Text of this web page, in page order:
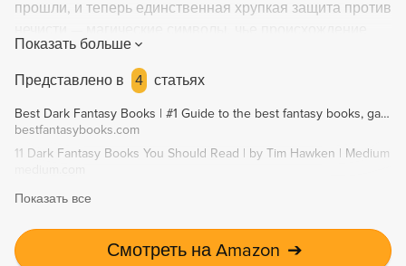
прошли, и теперь единственная хрупкая защита против
теряется в мифах. К тому же искусством применять эти
символы-амулеты владеют лишь немногие избранные,
мастера из гильдии метчиков. На разоренной,
одичавшей, раздираемой войнами Земле
спасительные древние знания хранятся под замком,
тогда как сверхъестественное могущество демонов
Показать больше
Представлено в
4 статьях
Best Dark Fantasy Books | #1 Guide to the best fantasy books, games, movies, and more!
bestfantasybooks.com
11 Dark Fantasy Books You Should Read | by Tim Hawken | Medium
Показать все
Смотреть на Amazon ➔